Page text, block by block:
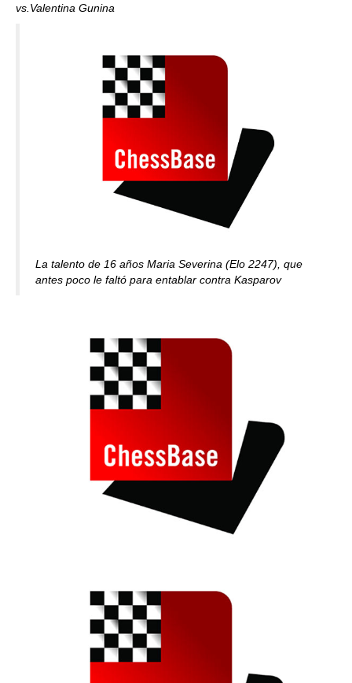
vs.Valentina Gunina
La talento de 16 años Maria Severina (Elo 2247), que
antes poco le faltó para entablar contra Kasparov